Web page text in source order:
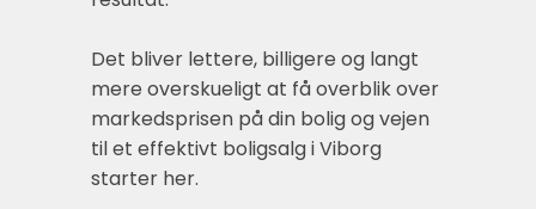
Det bliver lettere, billigere og langt
mere overskueligt at få overblik over
markedsprisen på din bolig og vejen
til et effektivt boligsalg i Viborg
starter her.